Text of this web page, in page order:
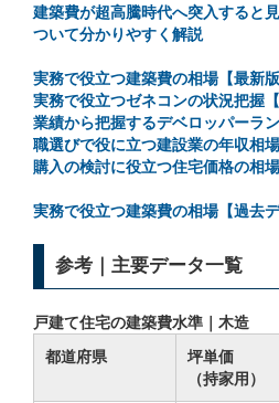
建築費が超高騰時代へ突入すると
ついて分かりやすく解説
実務で役立つ建築費の相場【最新
実務で役立つゼネコンの状況把握
業績から把握するデベロッパーラ
職選びで役に立つ建設業の年収相
購入の検討に役立つ住宅価格の相
実務で役立つ建築費の相場【過去
参考｜主要データ一覧
戸建て住宅の建築費水準｜木造
都道府県
坪単価
（持家用）